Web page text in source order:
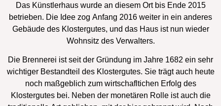
Das Künstlerhaus wurde an diesem Ort bis Ende 2015
betrieben. Die Idee zog Anfang 2016 weiter in ein anderes
Gebäude des Klostergutes, und das Haus ist nun wieder
Wohnsitz des Verwalters.
Die Brennerei ist seit der Gründung im Jahre 1682 ein sehr
wichtiger Bestandteil des Klostergutes. Sie trägt auch heute
noch maßgeblich zum wirtschafltichen Erfolg des
Klostergutes bei. Neben der monetären Rolle ist auch die